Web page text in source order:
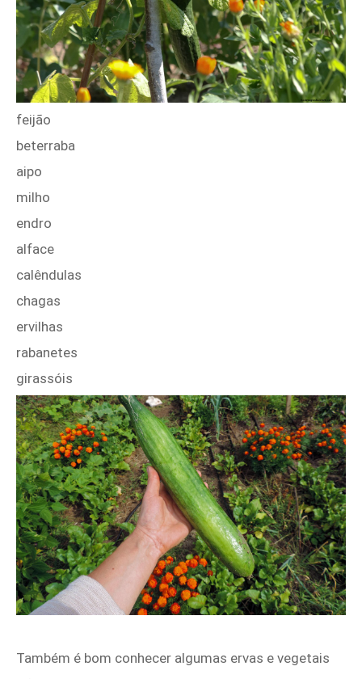
feijão
beterraba
aipo
milho
endro
alface
calêndulas
chagas
ervilhas
rabanetes
girassóis
Também é bom conhecer algumas ervas e vegetais